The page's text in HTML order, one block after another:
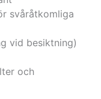
svåråtkomliga
vid besiktning)
och